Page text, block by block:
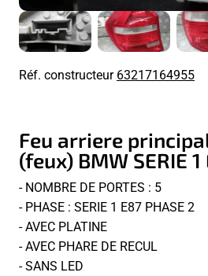
Réf. constructeur63217164955
Feu arriere
(feux) BMW SERIE 1
- NOMBRE DE PORTES : 5
- PHASE : SERIE 1 E87 PHASE 2
- AVEC PLATINE
- AVEC PHARE DE RECUL
- SANS LED